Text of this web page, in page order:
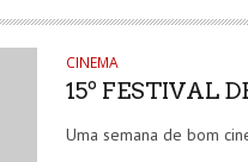
CINEMA
15º FESTIVAL
Uma semana de bom